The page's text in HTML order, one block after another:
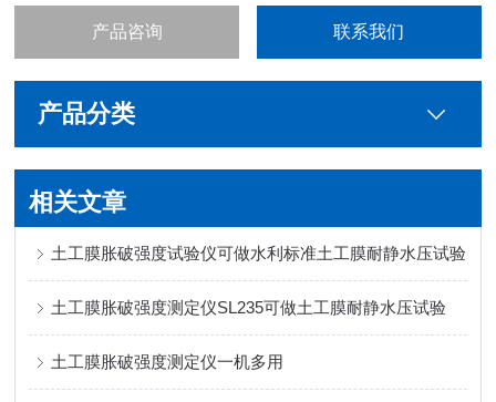
产品咨询 联系我们
产品分类
相关文章
土工膜胀破强度试验仪可做水利标准土工膜耐静水压试验
土工膜胀破强度测定仪SL235可做土工膜耐静水压试验
土工膜胀破强度测定仪一机多用